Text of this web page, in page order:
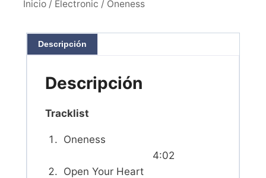
Inicio / Electronic / Oneness
Descripción
Descripción
Tracklist
Oneness
4:02
Open Your Heart